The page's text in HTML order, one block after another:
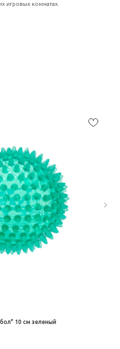
игровых комнатах.
10 см зеленый